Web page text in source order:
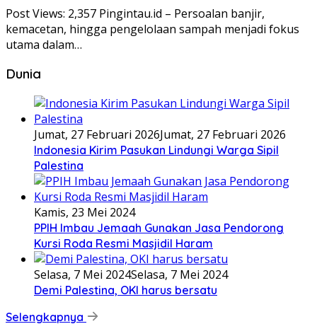
Post Views: 2,357 Pingintau.id – Persoalan banjir,
kemacetan, hingga pengelolaan sampah menjadi fokus
utama dalam…
Dunia
Jumat, 27 Februari 2026Jumat, 27 Februari 2026
Indonesia Kirim Pasukan Lindungi Warga Sipil
Palestina
Kamis, 23 Mei 2024
PPIH Imbau Jemaah Gunakan Jasa Pendorong
Kursi Roda Resmi Masjidil Haram
Selasa, 7 Mei 2024Selasa, 7 Mei 2024
Demi Palestina, OKI harus bersatu
Selengkapnya